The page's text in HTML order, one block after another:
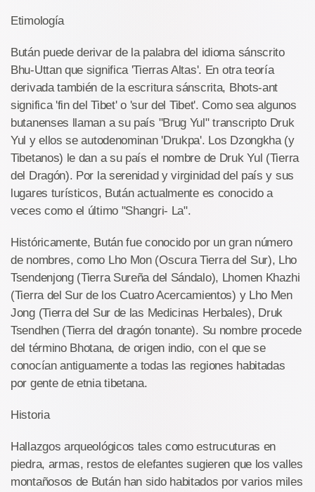
Etimología
Bután puede derivar de la palabra del idioma sánscrito
Bhu-Uttan que significa 'Tierras Altas'. En otra teoría
derivada también de la escritura sánscrita, Bhots-ant
significa 'fin del Tibet' o 'sur del Tibet'. Como sea algunos
butanenses llaman a su país "Brug Yul" transcripto Druk
Yul y ellos se autodenominan 'Drukpa'. Los Dzongkha (y
Tibetanos) le dan a su país el nombre de Druk Yul (Tierra
del Dragón). Por la serenidad y virginidad del país y sus
lugares turísticos, Bután actualmente es conocido a
veces como el último "Shangri- La".
Históricamente, Bután fue conocido por un gran número
de nombres, como Lho Mon (Oscura Tierra del Sur), Lho
Tsendenjong (Tierra Sureña del Sándalo), Lhomen Khazhi
(Tierra del Sur de los Cuatro Acercamientos) y Lho Men
Jong (Tierra del Sur de las Medicinas Herbales), Druk
Tsendhen (Tierra del dragón tonante). Su nombre procede
del término Bhotana, de origen indio, con el que se
conocían antiguamente a todas las regiones habitadas
por gente de etnia tibetana.
Historia
Hallazgos arqueológicos tales como estrucuturas en
piedra, armas, restos de elefantes sugieren que los valles
montañosos de Bután han sido habitados por varios miles